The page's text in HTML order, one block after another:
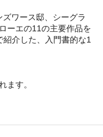
ワース邸、シーグラ
ーエの11の主要作品を
介した、入門書的な1
ます。